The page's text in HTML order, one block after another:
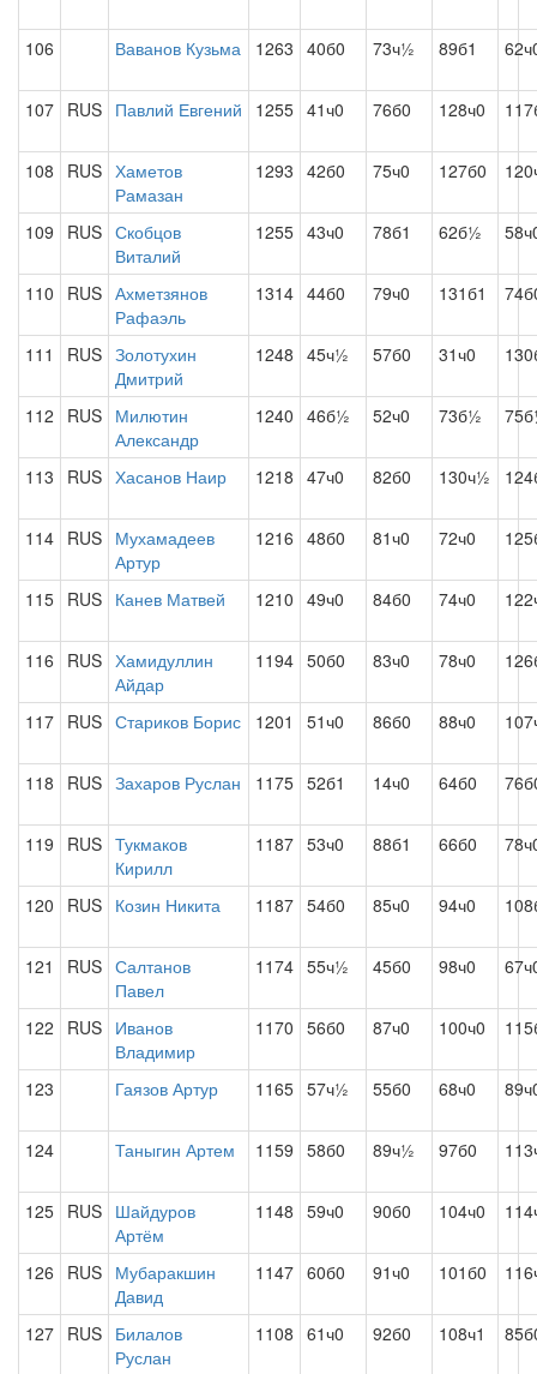
106 Ваванов Кузьма 1263 40б0 73ч½ 89б1
107 RUS Павлий Евгений 1255 41ч0 76б0 128ч0
108 RUS Хаметов
Рамазан
1293 42б0 75ч0 127б0
109 RUS Скобцов
Виталий
1255 43ч0 78б1 62б½
110 RUS Ахметзянов
Рафаэль
1314 44б0 79ч0 131б1
111 RUS Золотухин
Дмитрий
1248 45ч½ 57б0 31ч0
112 RUS Милютин
Александр
1240 46б½ 52ч0 73б½
113 RUS Хасанов Наир 1218 47ч0 82б0 130ч½
114 RUS Мухамадеев
Артур
1216 48б0 81ч0 72ч0
115 RUS Канев Матвей 1210 49ч0 84б0 74ч0
116 RUS Хамидуллин
Айдар
1194 50б0 83ч0 78ч0
117 RUS Стариков Борис 1201 51ч0 86б0 88ч0
118 RUS Захаров Руслан 1175 52б1 14ч0 64б0
119 RUS Тукмаков
Кирилл
1187 53ч0 88б1 66б0
120 RUS Козин Никита 1187 54б0 85ч0 94ч0
121 RUS Салтанов
Павел
1174 55ч½ 45б0 98ч0
122 RUS Иванов
Владимир
1170 56б0 87ч0 100ч0
123 Гаязов Артур 1165 57ч½ 55б0 68ч0
124 Таныгин Артем 1159 58б0 89ч½ 97б0
125 RUS Шайдуров
Артём
1148 59ч0 90б0 104ч0
126 RUS Мубаракшин
Давид
1147 60б0 91ч0 101б0
127 RUS Билалов
Руслан
1108 61ч0 92б0 108ч1